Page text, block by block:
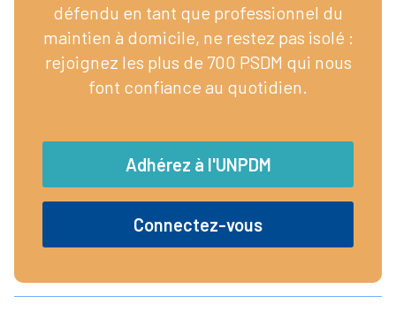
défendu en tant que professionnel du
maintien à domicile, ne restez pas isolé :
rejoignez les plus de 700 PSDM qui nous
font confiance au quotidien.
Adhérez à l'UNPDM
Connectez-vous